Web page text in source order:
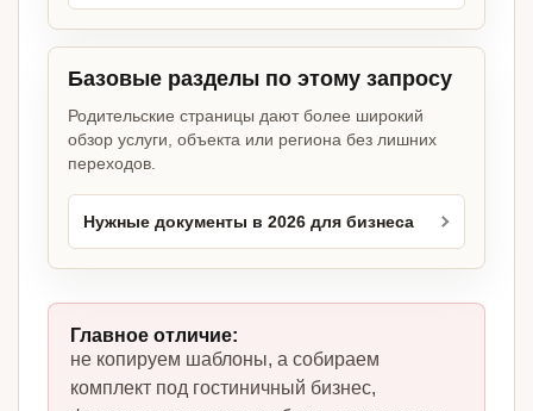
Базовые разделы по этому запросу
Родительские страницы дают более широкий
обзор услуги, объекта или региона без лишних
переходов.
Нужные документы в 2026 для бизнеса
Главное отличие:
не копируем шаблоны, а собираем
комплект под гостиничный бизнес,